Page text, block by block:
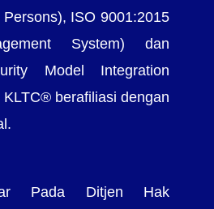
ISO 9001:2015
System) dan
Model Integration
berafiliasi dengan
Pada Ditjen Hak